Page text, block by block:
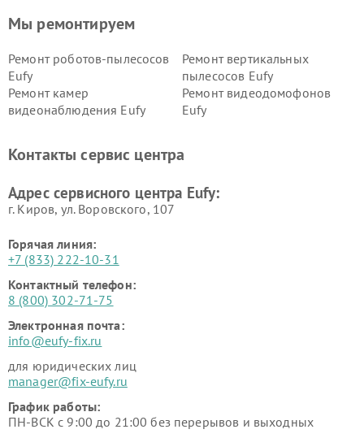
Мы ремонтируем
Ремонт роботов-пылесосов
Eufy
Ремонт вертикальных
пылесосов Eufy
Ремонт камер
видеонаблюдения Eufy
Ремонт видеодомофонов
Eufy
Контакты сервис центра
Адрес сервисного центра Eufy:
г. Киров, ул. Воровского, 107
Горячая линия:
+7 (833) 222-10-31
Контактный телефон:
8 (800) 302-71-75
Электронная почта:
info@eufy-fix.ru
для юридических лиц
manager@fix-eufy.ru
График работы:
ПН-ВСК с 9:00 до 21:00 без перерывов и выходных